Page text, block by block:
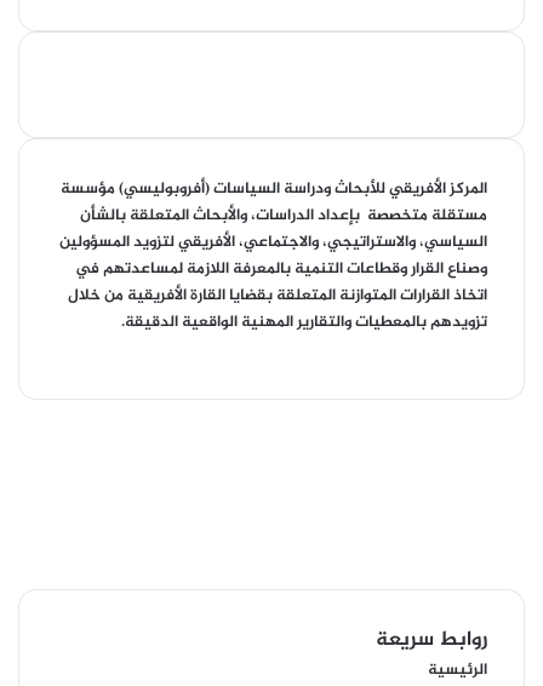
bij
المركز الأفريقي للأبحاث ودراسة السياسات (أفروبوليسي) مؤسسة
مستقلة متخصصة بإعداد الدراسات، والأبحاث المتعلقة بالشأن
السياسي، والاستراتيجي، والاجتماعي، الأفريقي لتزويد المسؤولين
وصناع القرار وقطاعات التنمية بالمعرفة اللازمة لمساعدتهم في
اتخاذ القرارات المتوازنة المتعلقة بقضايا القارة الأفريقية من خلال
تزويدهم بالمعطيات والتقارير المهنية الواقعية الدقيقة.
روابط سريعة
الرئيسية